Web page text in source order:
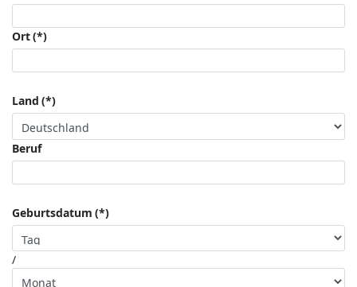
Ort(*)
Land (*)
Beruf
Geburtsdatum (*)
/